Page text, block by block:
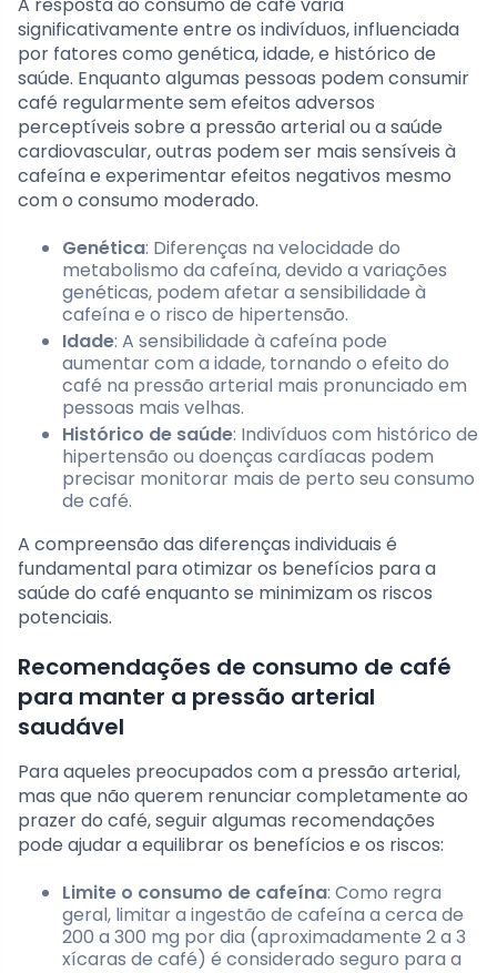
significativamente entre os indivíduos, influenciada
por fatores como genética, idade, e histórico de
saúde. Enquanto algumas pessoas podem consumir
café regularmente sem efeitos adversos
perceptíveis sobre a pressão arterial ou a saúde
cardiovascular, outras podem ser mais sensíveis à
cafeína e experimentar efeitos negativos mesmo
com o consumo moderado.
Genética: Diferenças na velocidade do
metabolismo da cafeína, devido a variações
genéticas, podem afetar a sensibilidade à
cafeína e o risco de hipertensão.
Idade: A sensibilidade à cafeína pode
aumentar com a idade, tornando o efeito do
café na pressão arterial mais pronunciado em
pessoas mais velhas.
Histórico de saúde: Indivíduos com histórico de
hipertensão ou doenças cardíacas podem
precisar monitorar mais de perto seu consumo
de café.
A compreensão das diferenças individuais é
fundamental para otimizar os benefícios para a
saúde do café enquanto se minimizam os riscos
potenciais.
Recomendações de consumo de café
para manter a pressão arterial
saudável
Para aqueles preocupados com a pressão arterial,
mas que não querem renunciar completamente ao
prazer do café, seguir algumas recomendações
pode ajudar a equilibrar os benefícios e os riscos:
Limite o consumo de cafeína: Como regra
geral, limitar a ingestão de cafeína a cerca de
200 a 300 mg por dia (aproximadamente 2 a 3
xícaras de café) é considerado seguro para a